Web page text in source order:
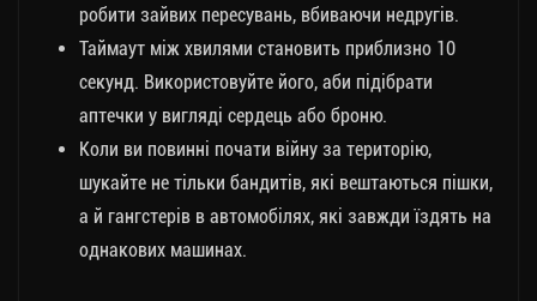
робити зайвих пересувань, вбиваючи недругів.
Таймаут між хвилями становить приблизно 10
секунд. Використовуйте його, аби підібрати
аптечки у вигляді сердець або броню.
Коли ви повинні почати війну за територію,
шукайте не тільки бандитів, які вештаються пішки,
а й гангстерів в автомобілях, які завжди їздять на
однакових машинах.